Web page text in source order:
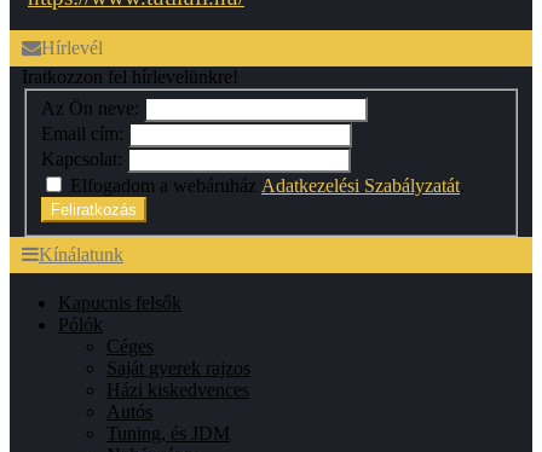
Hírlevél
Iratkozzon fel hírlevelünkre!
Az Ön neve:
Email cím:
Kapcsolat:
Elfogadom a webáruház Adatkezelési Szabályzatát.
Feliratkozás
Kínálatunk
Kapucnis felsők
Pólók
Céges
Saját gyerek rajzos
Házi kiskedvences
Autós
Tuning, és JDM